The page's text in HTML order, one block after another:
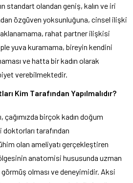
standart olandan geniş, kalın ve iri
özgüven yoksunluğuna, cinsel ilişki
rahat partner ilişkisi
yuva kuramama, bireyin kendini
ve hatta bir kadın olarak
verebilmektedir.
Kim Tarafından Yapılmalıdır?
birçok kadın doğum
tarafından
olan ameliyatı gerçekleştiren
anatomisi hususunda uzman
olması ve deneyimidir. Aksi